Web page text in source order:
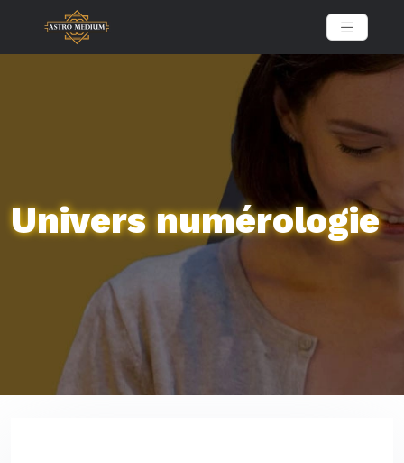
Univers numérologie